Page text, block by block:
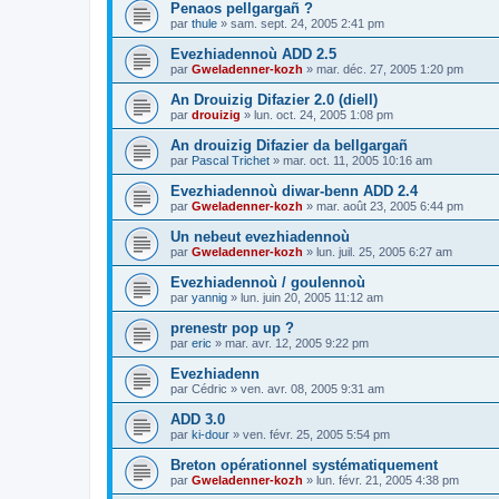
Penaos pellgargañ ?
par thule » sam. sept. 24, 2005 2:41 pm
Evezhiadennoù ADD 2.5
par Gweladenner-kozh » mar. déc. 27, 2005 1:20 pm
An Drouizig Difazier 2.0 (diell)
par drouizig » lun. oct. 24, 2005 1:08 pm
An drouizig Difazier da bellgargañ
par Pascal Trichet » mar. oct. 11, 2005 10:16 am
Evezhiadennoù diwar-benn ADD 2.4
par Gweladenner-kozh » mar. août 23, 2005 6:44 pm
Un nebeut evezhiadennoù
par Gweladenner-kozh » lun. juil. 25, 2005 6:27 am
Evezhiadennoù / goulennoù
par yannig » lun. juin 20, 2005 11:12 am
prenestr pop up ?
par eric » mar. avr. 12, 2005 9:22 pm
Evezhiadenn
par Cédric » ven. avr. 08, 2005 9:31 am
ADD 3.0
par ki-dour » ven. févr. 25, 2005 5:54 pm
Breton opérationnel systématiquement
par Gweladenner-kozh » lun. févr. 21, 2005 4:38 pm